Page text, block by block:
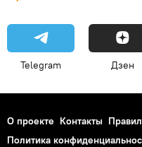
Telegram Дзен
О проекте Контакты
Политика